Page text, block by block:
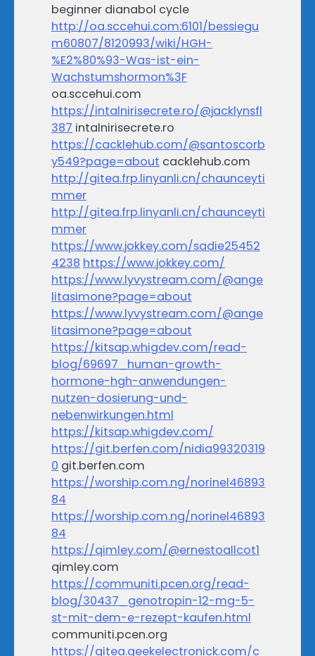
beginner dianabol cycle
http://oa.sccehui.com:6101/bessiegu
m60807/8120993/wiki/HGH-
%E2%80%93-Was-ist-ein-
Wachstumshormon%3F
oa.sccehui.com
https://intalnirisecrete.ro/@jacklynsfl
387 intalnirisecrete.ro
https://cacklehub.com/@santoscorb
y549?page=about cacklehub.com
http://gitea.frp.linyanli.cn/chaunceyti
mmer
http://gitea.frp.linyanli.cn/chaunceyti
mmer
https://www.jokkey.com/sadie25452
4238 https://www.jokkey.com/
https://www.lyvystream.com/@ange
litasimone?page=about
https://www.lyvystream.com/@ange
litasimone?page=about
https://kitsap.whigdev.com/read-
blog/69697_human-growth-
hormone-hgh-anwendungen-
nutzen-dosierung-und-
nebenwirkungen.html
https://kitsap.whigdev.com/
https://git.berfen.com/nidia99320319
0 git.berfen.com
https://worship.com.ng/norinel46893
84
https://worship.com.ng/norinel46893
84
https://qimley.com/@ernestoallcot1
qimley.com
https://communiti.pcen.org/read-
blog/30437_genotropin-12-mg-5-
st-mit-dem-e-rezept-kaufen.html
communiti.pcen.org
https://gitea.geekelectronick.com/c